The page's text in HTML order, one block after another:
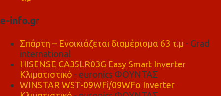
e-info.gr
Σπάρτη – Ενοικιάζεται διαμέρισμα 63 τ.μ - Grad
international
HISENSE CA35LR03G Easy Smart Inverter
Κλιματιστικό - euronics ΦΟΥΝΤΑΣ
WINSTAR WST-09WFi/09WFo Inverter